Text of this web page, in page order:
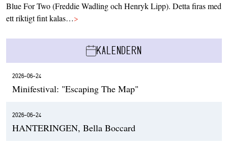
Blue For Two (Freddie Wadling och Henryk Lipp). Detta firas med
ett riktigt fint kalas…>
KALENDERN
2026-06-24
Minifestival: "Escaping The Map"
2026-06-24
HANTERINGEN, Bella Boccard